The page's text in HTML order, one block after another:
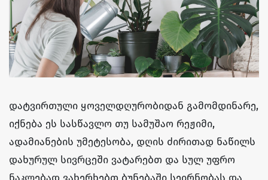
დატვირთული ყოველდღურობიდან გამომდინარე,
იქნება ეს სასწავლო თუ სამუშაო რეჟიმი,
ადამიანების უმეტესობა, დღის ძირითად ნაწილს
დახურულ სივრცეში ვატარებთ და სულ უფრო